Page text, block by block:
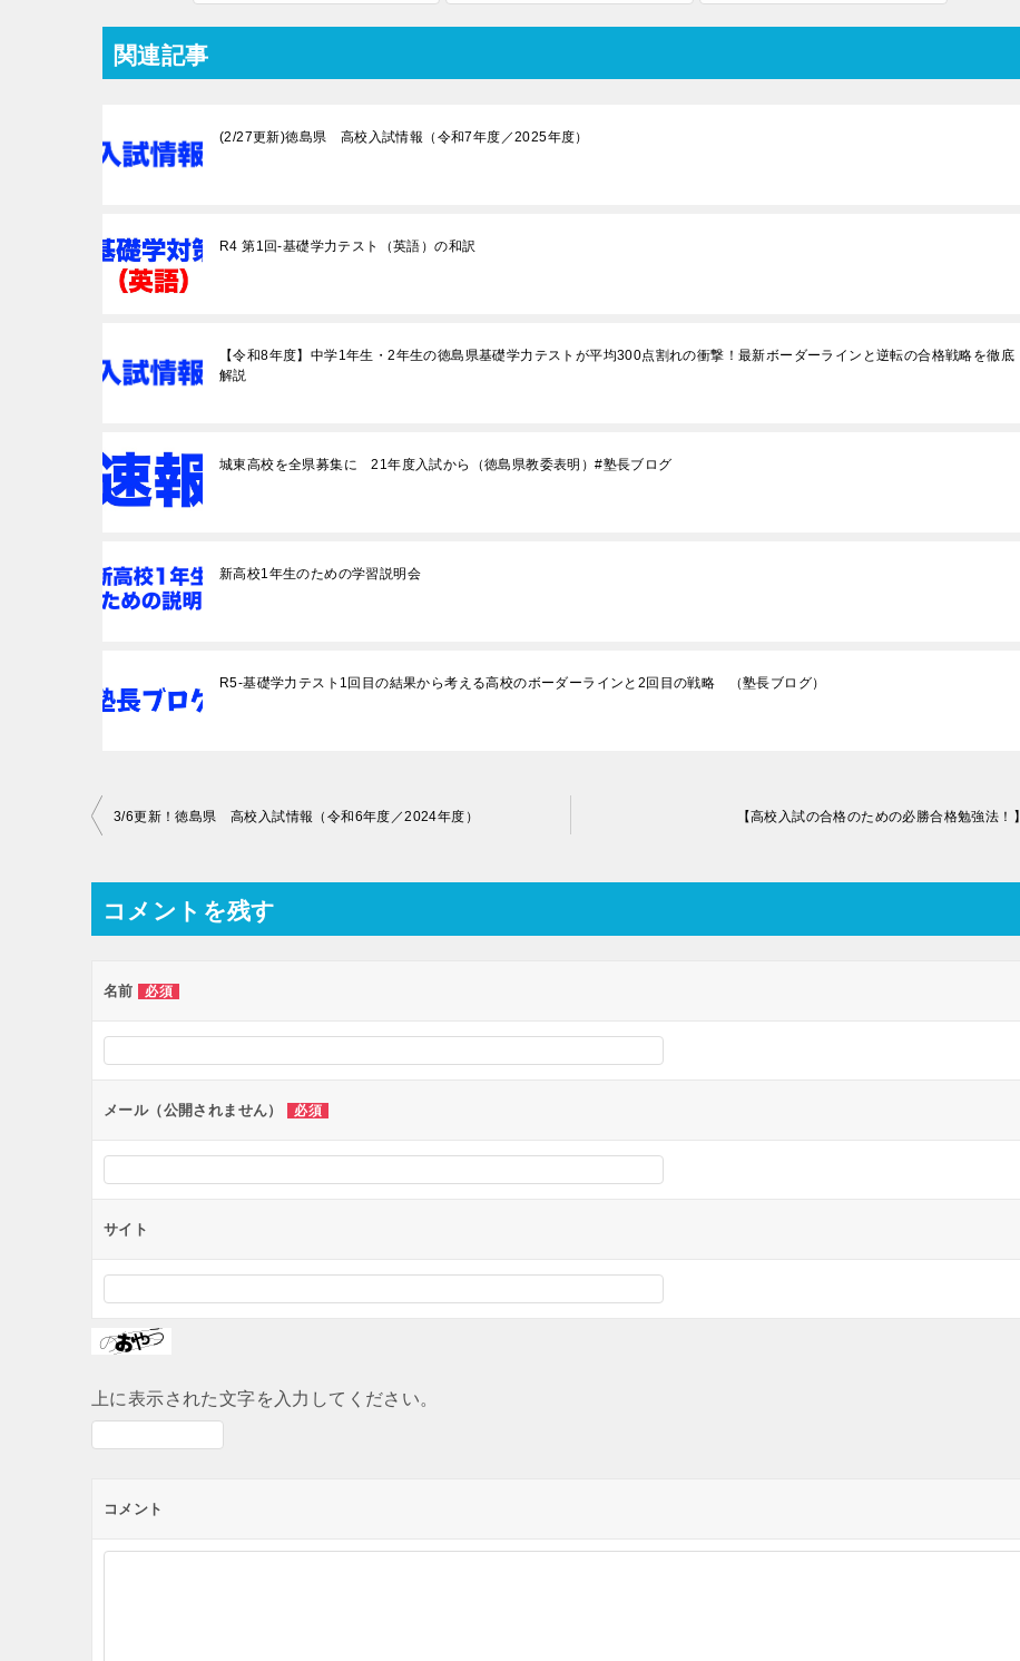
関連記事
(2/27更新)徳島県 高校入試情報（令和7年度／2025年度）
R4 第1回-基礎学力テスト（英語）の和訳
【令和8年度】中学1年生・2年生の徳島県基礎学力テストが平均300点割れの衝撃！最新ボーダーラインと逆転の合格戦略を徹底
解説
城東高校を全県募集に 21年度入試から（徳島県教委表明）#塾長ブログ
新高校1年生のための学習説明会
R5-基礎学力テスト1回目の結果から考える高校のボーダーラインと2回目の戦略 （塾長ブログ）
投
ナ
ビ
ー
ョ
ン
3/6更新！徳島県 高校入試情報（令和6年度／2024年度） 【高校入試の合格のための必勝合格勉強法！】
コメントを残す
名前 必須
メール（公開されません） 必須
サイト
上に表示された文字を入力してください。
コメント